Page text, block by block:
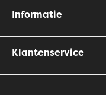
Informatie
Klantenservice